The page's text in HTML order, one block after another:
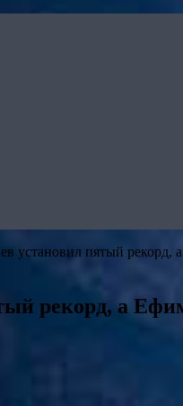
установил пятый рекорд,
рекорд, а